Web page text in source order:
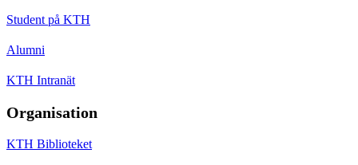
Student på KTH
Alumni
KTH Intranät
Organisation
KTH Biblioteket